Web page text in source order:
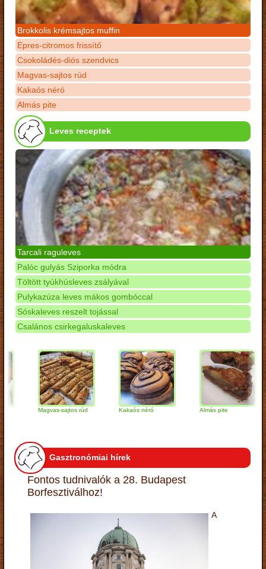
Brokkolis krémsajtos muffin
Epres-citromos frissítő
Csokoládés-diós szendvics
Magvas-sajtos rúd
Kakaós néró
Almás pite
Leves receptek
Tarcali raguleves
Palóc gulyás Sziporka módra
Töltött tyúkhúsleves zsályával
Pulykazúza leves mákos gombóccal
Sóskaleves reszelt tojással
Csalános csirkegaluskaleves
Magvas-sajtos rúd Kakaós néró Almás pite
Gasztronómiai hírek
Fontos tudnivalók a 28. Budapest
Borfesztiválhoz!
A